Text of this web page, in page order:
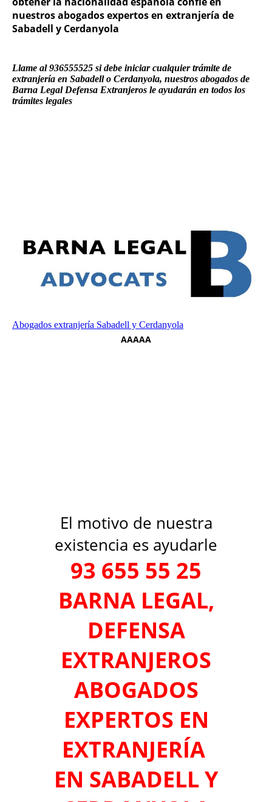
nuestros abogados expertos en extranjería de
Sabadell y Cerdanyola
Llame al 936555525 si debe iniciar cualquier trámite de
extranjería en Sabadell o Cerdanyola, nuestros abogados de
Barna Legal Defensa Extranjeros le ayudarán en todos los
trámites legales
Abogados extranjería Sabadell y Cerdanyola
AAAAA
El motivo de nuestra
existencia es ayudarle
93 655 55 25
BARNA LEGAL,
DEFENSA
EXTRANJEROS
ABOGADOS
EXPERTOS EN
EXTRANJERÍA
EN SABADELL Y